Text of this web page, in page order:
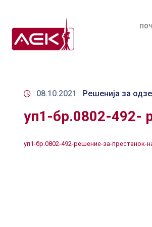
08.10.2021 Решенија за
уп1-бр.0802-492-
уп1-бр.0802-492-решение-за-